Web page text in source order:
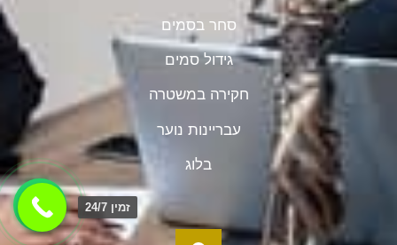
סחר בסמים
גידול סמים
חקירה במשטרה
עבריינות נוער
בלוג
זמין 24/7